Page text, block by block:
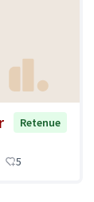
Retenue
5